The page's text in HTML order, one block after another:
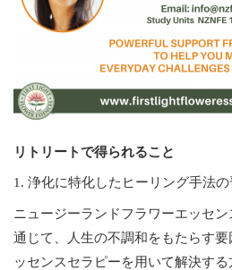
リトリートで得られること
1. 浄化に特化したヒーリング手法
ニュージーランドフラワーエッセ
通じて、人生の不調和をもたらす
ッセンスセラピーを用いて解決する